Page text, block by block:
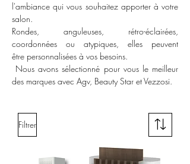
l'ambiance qui vous souhaitez apporter à votre
salon.
Rondes, anguleuses, rétro-éclairées,
coordonnées ou atypiques, elles peuvent
être personnalisées à vos besoins.
Nous avons sélectionné pour vous le meilleur
des marques avec Agv, Beauty Star et Vezzosi.
Filtrer